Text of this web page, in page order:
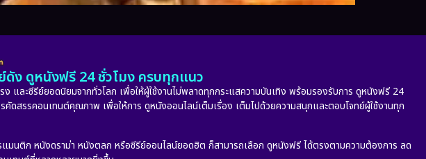
ง ดูหนังฟรี 24 ชั่วโมง ครบทุกแนว
ละซีรีย์ยอดนิยมจากทั่วโลก เพื่อให้ผู้ใช้งานไม่พลาดทุกกระแสความบันเทิง พร้อมรองรับการ ดูหนังฟรี 24
ดสรรคอนเทนต์คุณภาพ เพื่อให้การ ดูหนังออนไลน์เต็มเรื่อง เต็มไปด้วยความสนุกและตอบโจทย์ผู้ใช้งานทุก
มนติก หนังดราม่า หนังตลก หรือซีรีย์ออนไลน์ยอดฮิต ก็สามารถเลือก ดูหนังฟรี ได้ตรงตามความต้องการ ลด